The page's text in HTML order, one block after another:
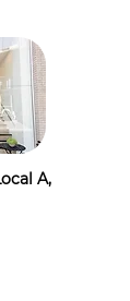
tu
la piel
A,